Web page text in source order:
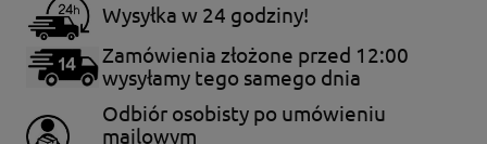
Wysyłka w 24 godziny!
Zamówienia złożone przed 12:00
wysyłamy tego samego dnia
Odbiór osobisty po umówieniu
mailowym